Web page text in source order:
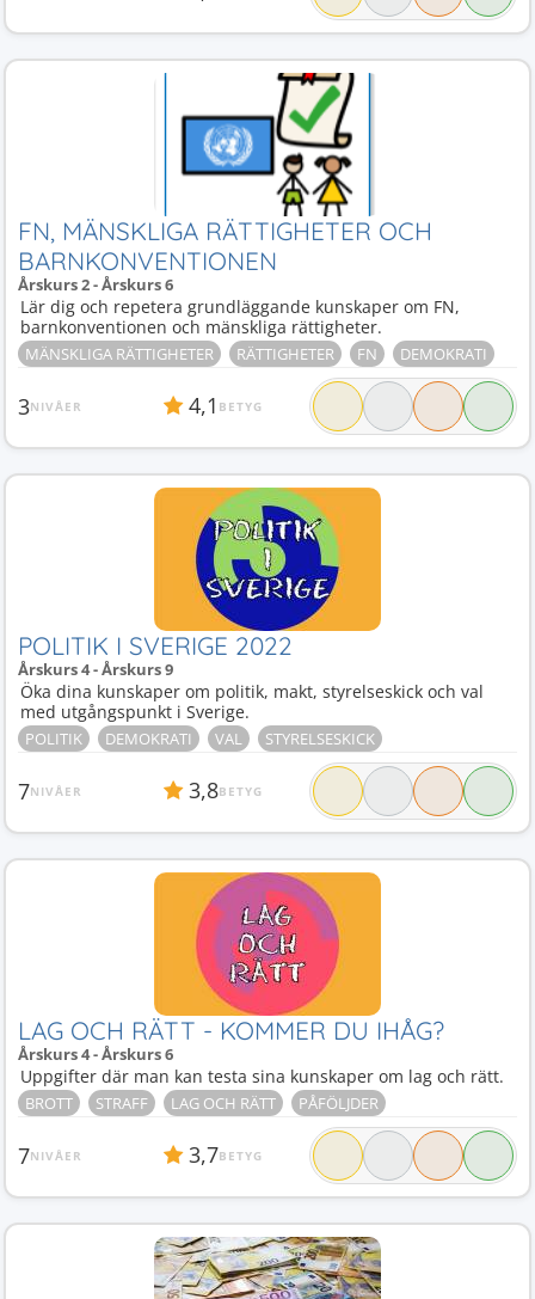
FN, MÄNSKLIGA RÄTTIGHETER OCH
BARNKONVENTIONEN
Årskurs 2 - Årskurs 6
Lär dig och repetera grundläggande kunskaper om FN,
barnkonventionen och mänskliga rättigheter.
MÄNSKLIGA RÄTTIGHETER RÄTTIGHETER FN DEMOKRATI
3NIVÅER 4,1 BETYG
POLITIK I SVERIGE 2022
Årskurs 4 - Årskurs 9
Öka dina kunskaper om politik, makt, styrelseskick och val
med utgångspunkt i Sverige.
POLITIK DEMOKRATI VAL STYRELSESKICK
7NIVÅER 3,8BETYG
LAG OCH RÄTT - KOMMER DU IHÅG?
Årskurs 4 - Årskurs 6
Uppgifter där man kan testa sina kunskaper om lag och rätt.
BROTT STRAFF LAG OCH RÄTT PÅFÖLJDER
7NIVÅER 3,7BETYG